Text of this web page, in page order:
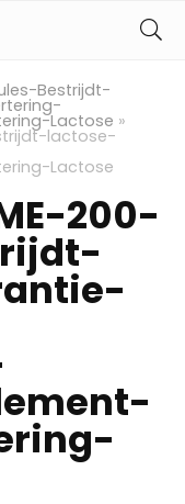
Bestrijdt-
Lactose »
lactose-
Lactose
200-